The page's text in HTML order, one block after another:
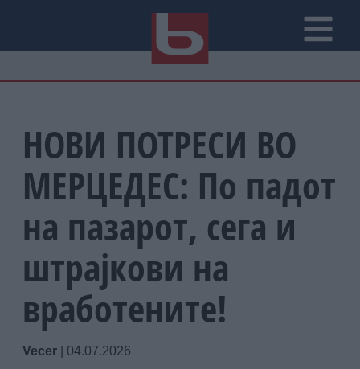
НОВИ ПОТРЕСИ ВО
МЕРЦЕДЕС: По падот
на пазарот, сега и
штрајкови на
вработените!
Vecer 04.07.2026